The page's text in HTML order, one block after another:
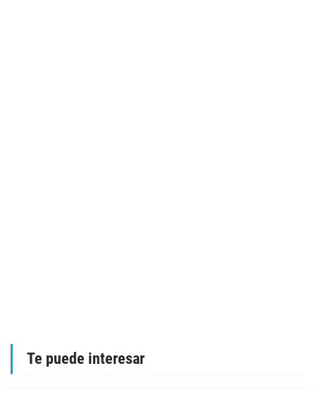
Te puede interesar